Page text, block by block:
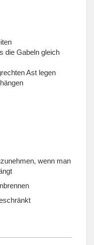
die Gabeln gleich
Ast legen
wenn man